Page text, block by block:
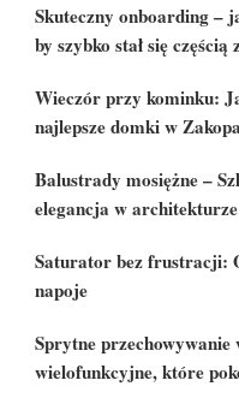
Skuteczny onboarding –
by szybko stał się częścią
Wieczór przy kominku:
najlepsze domki w
Balustrady mosiężne –
elegancja w
Saturator bez frustracji:
napoje
Sprytne przechowywanie
wielofunkcyjne, które